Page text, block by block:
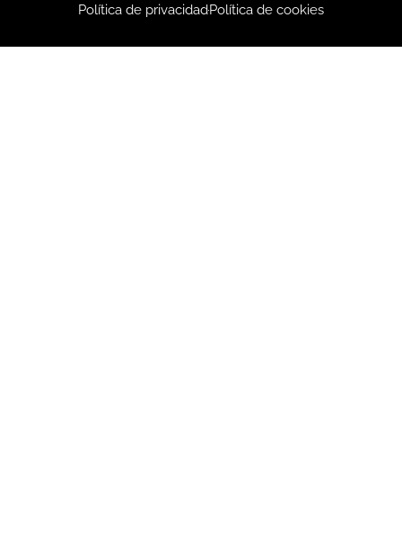
Política de privacidadPolítica de cookies